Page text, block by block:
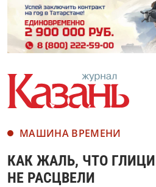
МАШИНА ВРЕМЕНИ
КАК ЖАЛЬ, ЧТО
НЕ РАСЦВЕЛИ